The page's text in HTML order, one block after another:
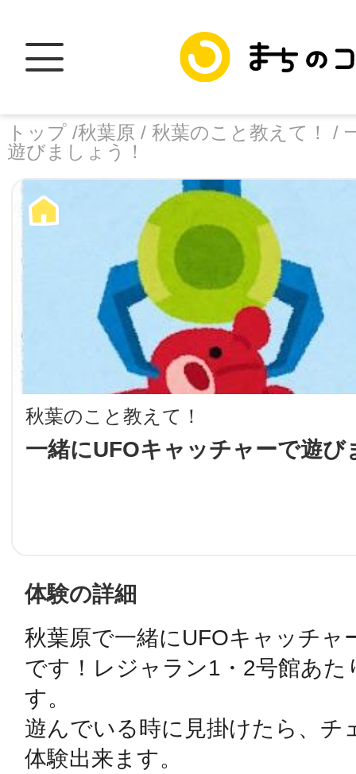
トップ /秋葉原 / 秋葉のこと教えて！ /
遊びましょう！
秋葉のこと教えて！
一緒にUFOキャッチャーで遊び
facebook
X
LINE
URLをコピー
体験の詳細
秋葉原で一緒にUFOキャッチャ
です！レジャラン1・2号館あた
す。
遊んでいる時に見掛けたら、チ
体験出来ます。
トップ
加盟スポットに
地域に導入を
智頭